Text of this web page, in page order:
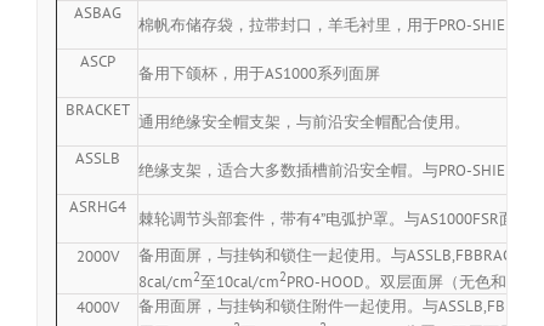
ASBAG
棉帆布储存袋，拉带封口，羊毛衬里，用于PRO-SHIELD
ASCP
备用下颌杯，用于AS1000系列面屏
BRACKET
通用绝缘安全帽支架，与前沿安全帽配合使用。
ASSLB
绝缘支架，适合大多数插槽前沿安全帽。与PRO-SHIELD
ASRHG4
棘轮调节头部套件，带有4”电弧护罩。与AS1000FSR面屏
2000V
备用面屏，与挂钩和锁住一起使用。与
8cal/cm2至10cal/cm2PRO-HOOD。双层面屏（无色和浅色
4000V
备用面屏，与挂钩和锁住附件一起使用。与